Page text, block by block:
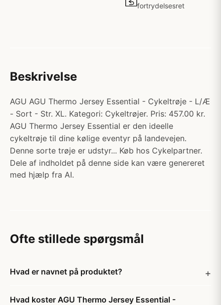
fortrydelsesret
Beskrivelse
AGU AGU Thermo Jersey Essential - Cykeltrøje - L/Æ
- Sort - Str. XL. Kategori: Cykeltrøjer. Pris: 457.00 kr.
AGU Thermo Jersey Essential er den ideelle
cykeltrøje til dine kølige eventyr på landevejen.
Denne sorte trøje er udstyr... Køb hos Cykelpartner.
Dele af indholdet på denne side kan være genereret
med hjælp fra AI.
Ofte stillede spørgsmål
Hvad er navnet på produktet?
Hvad koster AGU Thermo Jersey Essential -